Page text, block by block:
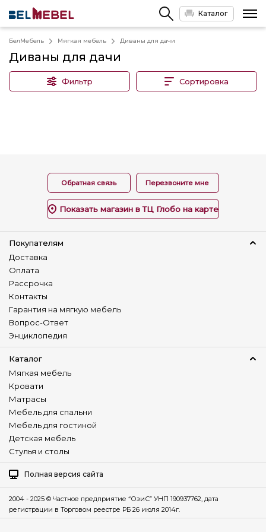
Каталог
БелМебель Мягкая мебель Диваны для дачи
Диваны для дачи
Фильтр Сортировка
Обратная связь Перезвоните мне
Показать магазин в ТЦ Глобо на карте
Покупателям
Доставка
Оплата
Рассрочка
Контакты
Гарантия на мягкую мебель
Вопрос-Ответ
Энциклопедия
Каталог
Мягкая мебель
Кровати
Матрасы
Мебель для спальни
Мебель для гостиной
Детская мебель
Стулья и столы
Полная версия сайта
2004 - 2025 © Частное предприятие “ОзиС” УНП 190937762, дата
регистрации в Торговом реестре РБ 26 июля 2014г.